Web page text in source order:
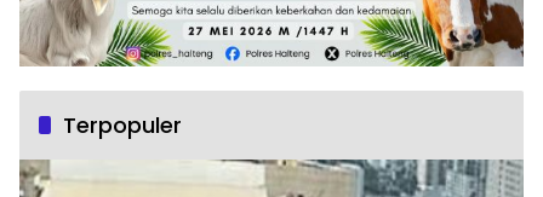
Terpopuler